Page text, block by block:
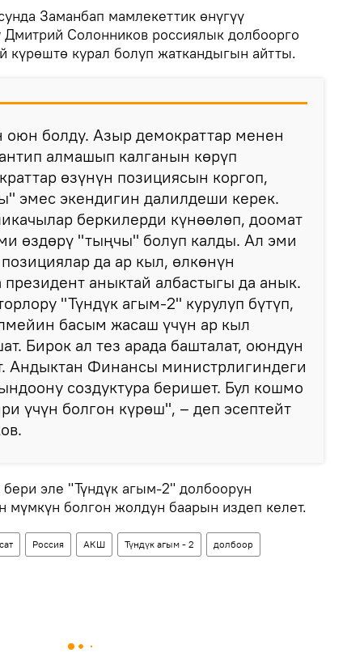
Заманбап мамлекеттик өнүгүү
Дмитрий Солонников россиялык долбоорго
күрөштө курал болуп жаткандыгын айтты.
оюн болду. Азыр демократтар менен
алмашып калганын көрүп
өзүнүн позициясын коргоп,
эмес экендигин далилдеши керек.
беркилерди күнөөлөп, доомат
өздөрү "тыңчы" болуп калды. Ал эми
да ар кыл, өлкөнүн
президент аныктай албастыгы да анык.
"Түндүк агым-2" курулуп бүтүп,
басым жасаш үчүн ар кыл
Бирок ал тез арада башталат, оюндун
Андыктан Финансы министрлигиндеги
создуктура беришет. Бул кошмо
үчүн болгон күрөш", – деп эсептейт
эле "Түндүк агым-2" долбоорун
мүмкүн болгон жолдун баарын издеп келет.
Россия АКШ Түндүк агым - 2 долбоор